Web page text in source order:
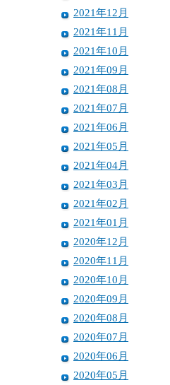
2021年12月
2021年11月
2021年10月
2021年09月
2021年08月
2021年07月
2021年06月
2021年05月
2021年04月
2021年03月
2021年02月
2021年01月
2020年12月
2020年11月
2020年10月
2020年09月
2020年08月
2020年07月
2020年06月
2020年05月